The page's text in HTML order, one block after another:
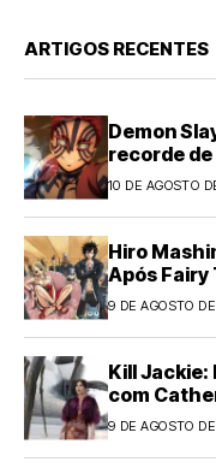
ARTIGOS RECENTES
Demon
recorde
10 DE AGOSTO
Hiro
Após Fairy
9 DE AGOSTO
Kill Jackie:
com
9 DE AGOSTO